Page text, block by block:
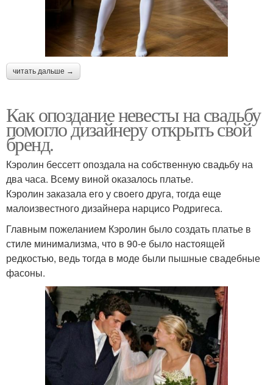
читать дальше →
Как опоздание невесты на свадьбу
помогло дизайнеру открыть свой
бренд.
Кэролин бессетт опоздала на собственную свадьбу на
два часа. Всему виной оказалось платье.
Кэролин заказала его у своего друга, тогда еще
малоизвестного дизайнера нарцисо Родригеса.
Главным пожеланием Кэролин было создать платье в
стиле минимализма, что в 90-е было настоящей
редкостью, ведь тогда в моде были пышные свадебные
фасоны.